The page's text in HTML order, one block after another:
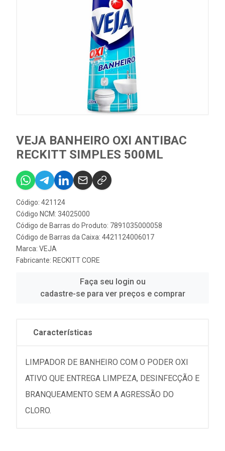
VEJA BANHEIRO OXI ANTIBAC
RECKITT SIMPLES 500ML
Código: 421124
Código NCM: 34025000
Código de Barras do Produto: 7891035000058
Código de Barras da Caixa: 4421124006017
Marca: VEJA
Fabricante: RECKITT CORE
Faça seu login ou
cadastre-se para ver preços e comprar
Características
LIMPADOR DE BANHEIRO COM O PODER OXI
ATIVO QUE ENTREGA LIMPEZA, DESINFECÇÃO E
BRANQUEAMENTO SEM A AGRESSÃO DO
CLORO.